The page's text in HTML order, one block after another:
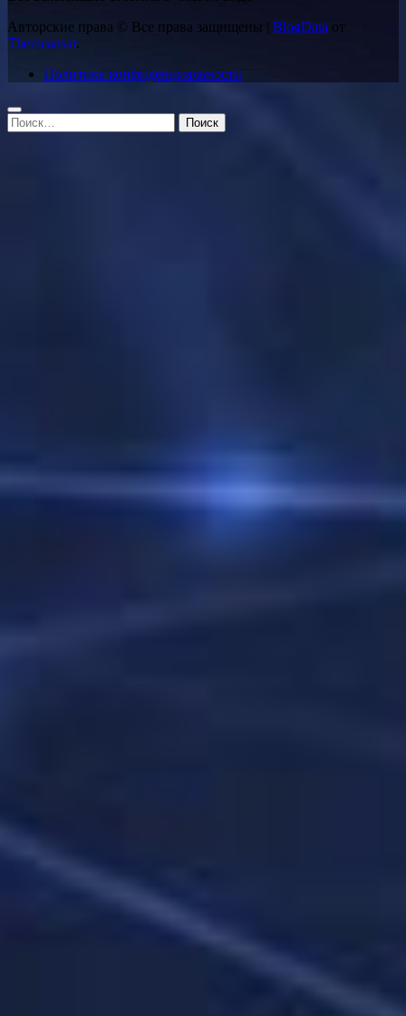
Авторские права © Все права защищены | BlogData от
Themeansar.
Политика конфиденциальности
Найти: